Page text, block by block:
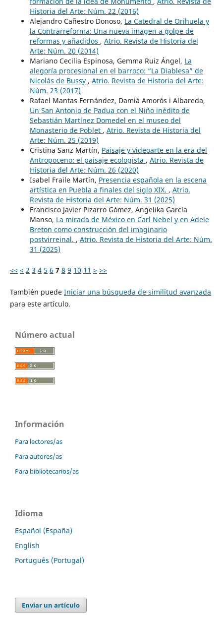
Historia del Arte: Núm. 22 (2016)
Alejandro Cañestro Donoso, La Catedral de Orihuela y
la Contrarreforma: Una nueva imagen a golpe de
reformas y añadidos , Atrio. Revista de Historia del
Arte: Núm. 20 (2014)
Mariano Cecilia Espinosa, Gemma Ruiz Ángel, La
alegoría procesional en el barroco: “La Diablesa” de
Nicolás de Bussy , Atrio. Revista de Historia del Arte:
Núm. 23 (2017)
Rafael Mantas Fernández, Damiá Amorós i Albareda,
Un San Antonio de Padua con el Niño inédito de
Sebastián Martínez Domedel en el museo del
Monasterio de Poblet , Atrio. Revista de Historia del
Arte: Núm. 25 (2019)
Cristina Sanz Martín, Paisaje y videoarte en la era del
Antropoceno: el paisaje ecologista , Atrio. Revista de
Historia del Arte: Núm. 26 (2020)
Isabel Fraile Martín, Presencia española en la escena
artística en Puebla a finales del siglo XIX. , Atrio.
Revista de Historia del Arte: Núm. 31 (2025)
Francisco Javier Pizarro Gómez, Angelika García
Manso, La mirada de México en Carl Nebel y en Adele
Breton como construcción del imaginario
postvirreinal. , Atrio. Revista de Historia del Arte: Núm.
31 (2025)
<< < 2 3 4 5 6 7 8 9 10 11 > >>
También puede Iniciar una búsqueda de similitud avanzada
para este artículo.
Número actual
Información
Para lectores/as
Para autores/as
Para bibliotecarios/as
Idioma
Español (España)
English
Português (Portugal)
Enviar un artículo